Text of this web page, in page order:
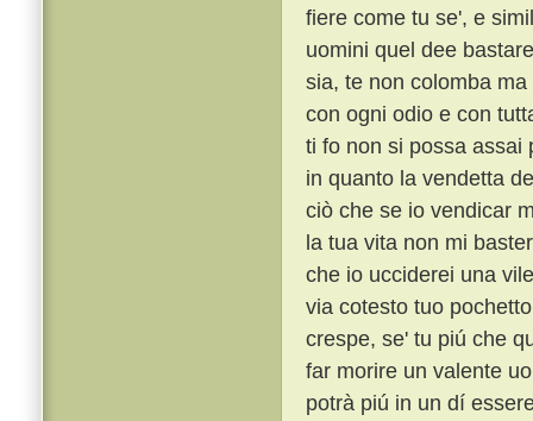
fiere come tu se', e
uomini quel dee
sia, te non colomba
con ogni odio e con
ti fo non si possa assai
in quanto la vendetta
ciò che se io vendicar
la tua vita non mi
che io ucciderei una
via cotesto tuo
crespe, se' tu piú che
far morire un valente
potrà piú in un dí